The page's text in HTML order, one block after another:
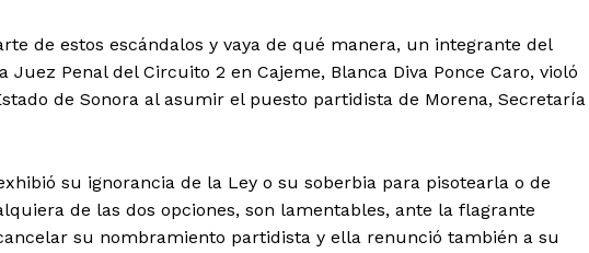
de estos escándalos y vaya de qué manera, un integrante del
Penal del Circuito 2 en Cajeme, Blanca Diva Ponce Caro, violó
de Sonora al asumir el puesto partidista de Morena, Secretaría
su ignorancia de la Ley o su soberbia para pisotearla o de
de las dos opciones, son lamentables, ante la flagrante
su nombramiento partidista y ella renunció también a su